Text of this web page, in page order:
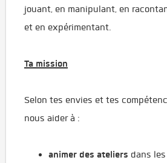
jouant, en manipulant, en
et en expérimentant.
Ta mission
Selon tes envies et tes
nous aider à :
animer des ateliers dans